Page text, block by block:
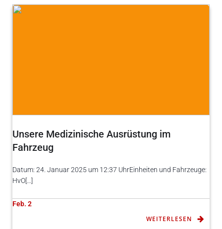
Unsere Medizinische Ausrüstung im
Fahrzeug
Datum: 24. Januar 2025 um 12:37 UhrEinheiten und Fahrzeuge:
HvO[…]
Feb. 2
WEITERLESEN